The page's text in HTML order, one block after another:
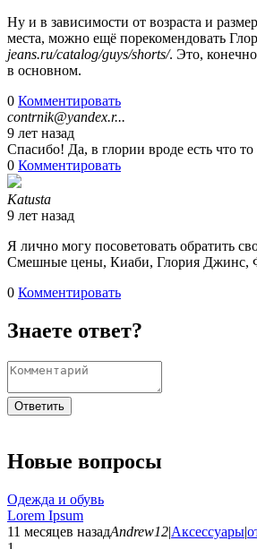
Ну и в зависимости от возраста и
места, можно ещё порекомендовать
jeans.ru/catalog/guys/shorts/. Это,
в основном.
0 Комментировать
contrnik@yandex.r...
9 лет назад
Спасибо! Да, в глории вроде есть что
0 Комментировать
Katusta
9 лет назад
Я лично могу посоветовать обратить
Смешные цены, Киаби, Глория Джинс,
0 Комментировать
Знаете ответ?
Ответить
Новые вопросы
Одежда и обувь
Lorem Ipsum
11 месяцев назадAndrew12|Аксессуары|